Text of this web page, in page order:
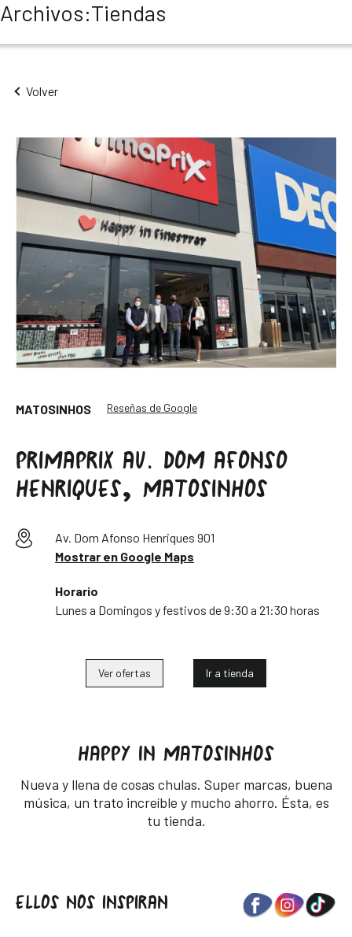
Archivos:Tiendas
Volver
MATOSINHOS Reseñas de Google
PRIMAPRIX AV. DOM AFONSO
HENRIQUES, MATOSINHOS
Av. Dom Afonso Henriques 901
Mostrar en Google Maps
Horario
Lunes a Domingos y festivos de 9:30 a 21:30 horas
Ver ofertas Ir a tienda
HAPPY IN MATOSINHOS
Nueva y llena de cosas chulas. Super marcas, buena
música, un trato increíble y mucho ahorro. Ésta, es
tu tienda.
ELLOS NOS INSPIRAN